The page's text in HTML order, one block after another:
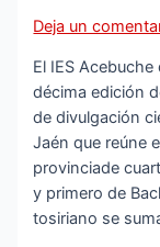
Deja un
El IES
décima edición
de divulgación
Jaén que reúne
provinciade
y primero de
tosiriano se